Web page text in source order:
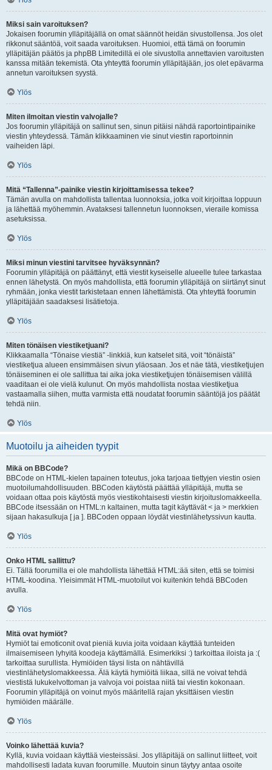
Miksi sain varoituksen?
Jokaisen foorumin ylläpitäjällä on omat säännöt heidän sivustollensa. Jos olet
rikkonut sääntöä, voit saada varoituksen. Huomioi, että tämä on foorumin
ylläpitäjän päätös ja phpBB Limitedillä ei ole sivustolla annettavien varoitusten
kanssa mitään tekemistä. Ota yhteyttä foorumin ylläpitäjään, jos olet epävarma
annetun varoituksen syystä.
Ylös
Miten ilmoitan viestin valvojalle?
Jos foorumin ylläpitäjä on sallinut sen, sinun pitäisi nähdä raportointipainike
viestin yhteydessä. Tämän klikkaaminen vie sinut viestin raportoinnin
vaiheiden läpi.
Ylös
Mitä “Tallenna”-painike viestin kirjoittamisessa tekee?
Tämän avulla on mahdollista tallentaa luonnoksia, jotka voit kirjoittaa loppuun
ja lähettää myöhemmin. Avataksesi tallennetun luonnoksen, vieraile komissa
asetuksissa.
Ylös
Miksi minun viestini tarvitsee hyväksynnän?
Foorumin ylläpitäjä on päättänyt, että viestit kyseiselle alueelle tulee tarkastaa
ennen lähetystä. On myös mahdollista, että foorumin ylläpitäjä on siirtänyt sinut
ryhmään, jonka viestit tarkistetaan ennen lähettämistä. Ota yhteyttä foorumin
ylläpitäjään saadaksesi lisätietoja.
Ylös
Miten tönäisen viestiketjuani?
Klikkaamalla “Tönaise viestiä” -linkkiä, kun katselet sitä, voit “tönäistä”
viestiketjua alueen ensimmäisen sivun yläosaan. Jos et näe tätä, viestiketjujen
tönäiseminen ei ole sallittua tai aika joka viestiketjujen tönäisemisen välillä
vaaditaan ei ole vielä kulunut. On myös mahdollista nostaa viestiketjua
vastaamalla siihen, mutta varmista että noudatat foorumin sääntöjä jos päätät
tehdä niin.
Ylös
Muotoilu ja aiheiden tyypit
Mikä on BBCode?
BBCode on HTML-kielen tapainen toteutus, joka tarjoaa tiettyjen viestin osien
muotoilumahdollisuuden. BBCoden käytöstä päättää ylläpitäjä, mutta se
voidaan ottaa pois käytöstä myös viestikohtaisesti viestin kirjoituslomakkeella.
BBCode itsessään on HTML:n kaltainen, mutta tagit käyttävät < ja > merkkien
sijaan hakasulkuja [ ja ]. BBCoden oppaan löydät viestinlähetyssivun kautta.
Ylös
Onko HTML sallittu?
Ei. Tällä foorumilla ei ole mahdollista lähettää HTML:ää siten, että se toimisi
HTML-koodina. Yleisimmät HTML-muotoilut voi kuitenkin tehdä BBCoden
avulla.
Ylös
Mitä ovat hymiöt?
Hymiöt tai emoticonit ovat pieniä kuvia joita voidaan käyttää tunteiden
ilmaisemiseen lyhyitä koodeja käyttämällä. Esimerkiksi :) tarkoittaa iloista ja :(
tarkoittaa surullista. Hymiöiden täysi lista on nähtävillä
viestinlähetyslomakkeessa. Älä käytä hymiöitä liikaa, sillä ne voivat tehdä
viestistä lukukelvottoman ja valvoja voi poistaa niitä tai viestin kokonaan.
Foorumin ylläpitäjä on voinut myös määritellä rajan yksittäisen viestin
hymiöiden määrälle.
Ylös
Voinko lähettää kuvia?
Kyllä, kuvia voidaan käyttää viesteissäsi. Jos ylläpitäjä on sallinut liitteet, voit
mahdollisesti ladata kuvan foorumille. Muutoin sinun täytyy antaa osoite